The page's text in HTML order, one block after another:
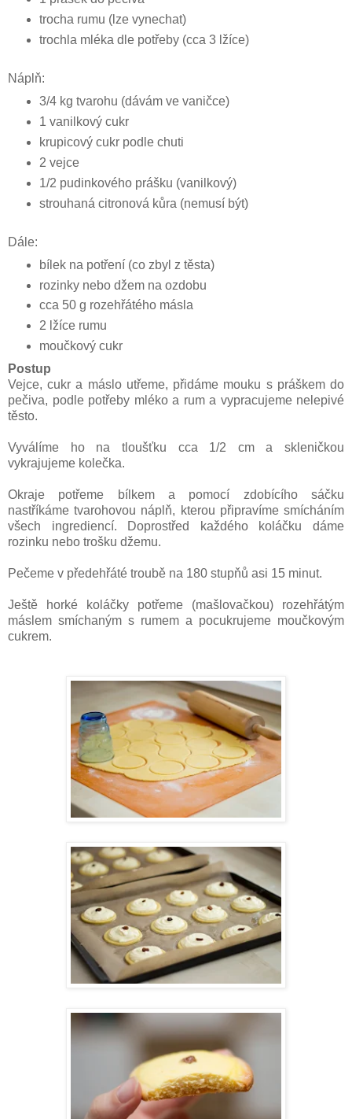
trocha rumu (lze vynechat)
trochla mléka dle potřeby (cca 3 lžíce)
Náplň:
3/4 kg tvarohu (dávám ve vaničce)
1 vanilkový cukr
krupicový cukr podle chuti
2 vejce
1/2 pudinkového prášku (vanilkový)
strouhaná citronová kůra (nemusí být)
Dále:
bílek na potření (co zbyl z těsta)
rozinky nebo džem na ozdobu
cca 50 g rozehřátého másla
2 lžíce rumu
moučkový cukr
Postup
Vejce, cukr a máslo utřeme, přidáme mouku s práškem do
pečiva, podle potřeby mléko a rum a vypracujeme nelepivé
těsto.
Vyválíme ho na tloušťku cca 1/2 cm a skleničkou
vykrajujeme kolečka.
Okraje potřeme bílkem a pomocí zdobícího sáčku
nastříkáme tvarohovou náplň, kterou připravíme smícháním
všech ingrediencí. Doprostřed každého koláčku dáme
rozinku nebo trošku džemu.
Pečeme v předehřáté troubě na 180 stupňů asi 15 minut.
Ještě horké koláčky potřeme (mašlovačkou) rozehřátým
máslem smíchaným s rumem a pocukrujeme moučkovým
cukrem.